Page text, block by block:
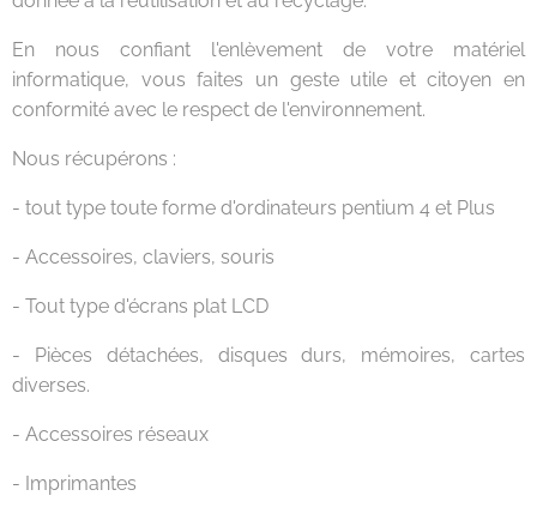
En nous confiant l'enlèvement de votre matériel
informatique, vous faites un geste utile et citoyen en
conformité avec le respect de l'environnement.
Nous récupérons :
- tout type toute forme d'ordinateurs pentium 4 et Plus
- Accessoires, claviers, souris
- Tout type d'écrans plat LCD
- Pièces détachées, disques durs, mémoires, cartes
diverses.
- Accessoires réseaux
- Imprimantes